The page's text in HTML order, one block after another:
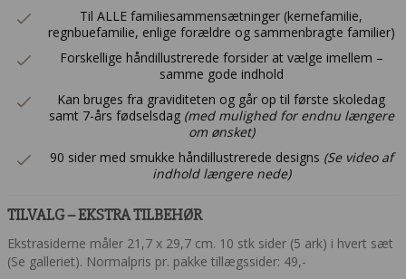
Til ALLE familiesammensætninger (kernefamilie,
regnbuefamilie, enlige forældre og sammenbragte familier)
Forskellige håndillustrerede forsider at vælge imellem –
samme gode indhold
Kan bruges fra graviditeten og går op til første skoledag
samt 7-års fødselsdag (med mulighed for endnu længere
om ønsket)
90 sider med smukke håndillustrerede designs (Se video af
indhold længere nede)
TILVALG – EKSTRA TILBEHØR
Ekstrasiderne måler 21,7 x 29,7 cm. 10 stk sider (5 ark) i hvert sæt
(Se galleriet). Normalpris pr. pakke tillægssider: 49,-